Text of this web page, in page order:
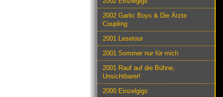
2002 Garlic Boys & Die Ärzte
Coupling
2001 Lesetour
2001 Sommer nur für mich
2001 Rauf auf die Bühne,
Unsichtbarer!
2000 Einzelgigs